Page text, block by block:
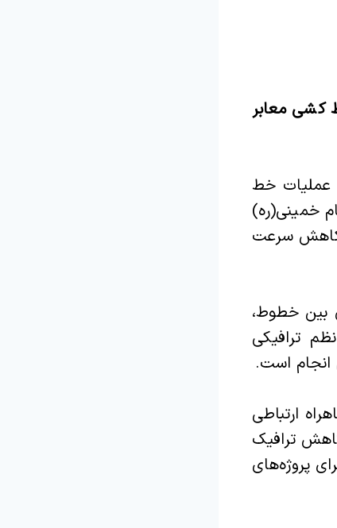
کشی معابر
عملیات خط
خمینی(ره)
کاهش سرعت
بین خطوط،
ترافیکی
انجام است.‌
ارتباطی
ترافیک
پروژه‌های